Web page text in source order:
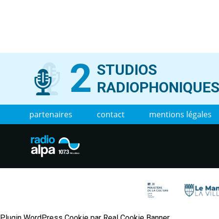
2 STUDIOS
RADIOPHONIQUES
partenaires contact mentions légales